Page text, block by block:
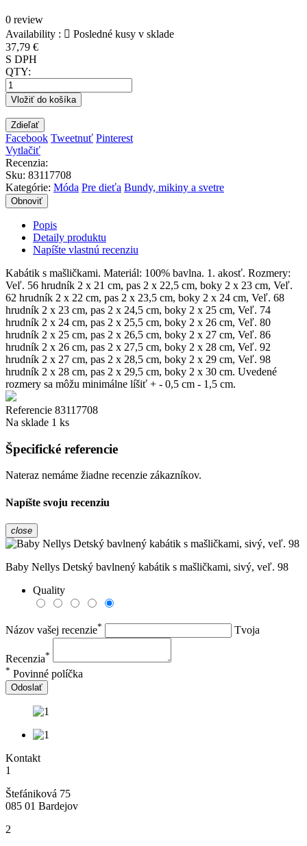
0 review
Availability :  Posledné kusy v sklade
37,79 €
S DPH
QTY:
Vložiť do košíka
Zdieľať
Facebook Tweetnuť Pinterest
Vytlačiť
Recenzia:
Sku: 83117708
Kategórie: Móda Pre dieťa Bundy, mikiny a svetre
Popis
Detaily produktu
Napíšte vlastnú recenziu
Kabátik s mašličkami. Materiál: 100% bavlna. 1. akosť. Rozmery:
Veľ. 56 hrudník 2 x 21 cm, pas 2 x 22,5 cm, boky 2 x 23 cm, Veľ.
62 hrudník 2 x 22 cm, pas 2 x 23,5 cm, boky 2 x 24 cm, Veľ. 68
hrudník 2 x 23 cm, pas 2 x 24,5 cm, boky 2 x 25 cm, Veľ. 74
hrudník 2 x 24 cm, pas 2 x 25,5 cm, boky 2 x 26 cm, Veľ. 80
hrudník 2 x 25 cm, pas 2 x 26,5 cm, boky 2 x 27 cm, Veľ. 86
hrudník 2 x 26 cm, pas 2 x 27,5 cm, boky 2 x 28 cm, Veľ. 92
hrudník 2 x 27 cm, pas 2 x 28,5 cm, boky 2 x 29 cm, Veľ. 98
hrudník 2 x 28 cm, pas 2 x 29,5 cm, boky 2 x 30 cm. Uvedené
rozmery sa môžu minimálne líšiť + - 0,5 cm - 1,5 cm.
Referencie 83117708
Na sklade 1 ks
Špecifické referencie
Nateraz nemáme žiadne recenzie zákazníkov.
Napíšte svoju recenziu
close
Baby Nellys Detský bavlnený kabátik s mašličkami, sivý, veľ. 98
Quality
Názov vašej recenzie* Tvoja
Recenzia*
* Povinné políčka
Odoslať
Kontakt
1
Štefániková 75
085 01 Bardejov
2